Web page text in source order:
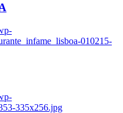
010215-
335x256.jpg